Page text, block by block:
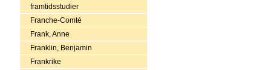
framtidsstudier
Franche-Comté
Frank, Anne
Franklin, Benjamin
Frankrike